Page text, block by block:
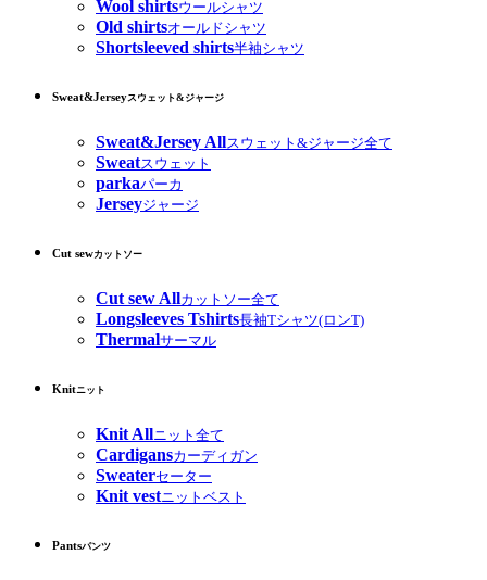
Wool shirtsウールシャツ
Old shirtsオールドシャツ
Shortsleeved shirts半袖シャツ
Sweat&Jerseyスウェット&ジャージ
Sweat&Jersey Allスウェット&ジャージ全て
Sweatスウェット
parkaパーカ
Jerseyジャージ
Cut sewカットソー
Cut sew Allカットソー全て
Longsleeves Tshirts長袖Tシャツ(ロンT)
Thermalサーマル
Knitニット
Knit Allニット全て
Cardigansカーディガン
Sweaterセーター
Knit vestニットベスト
Pantsパンツ